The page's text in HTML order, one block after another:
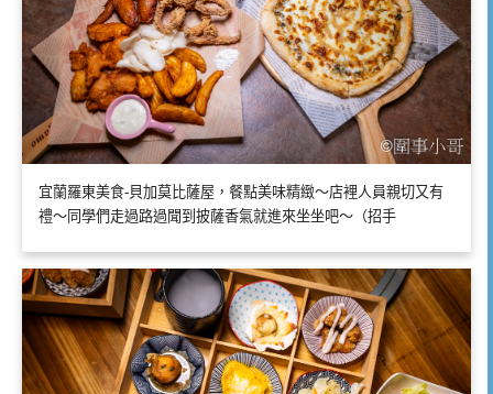
宜蘭羅東美食-貝加莫比薩屋，餐點美味精緻～店裡人員親切又有
禮～同學們走過路過聞到披薩香氣就進來坐坐吧～（招手